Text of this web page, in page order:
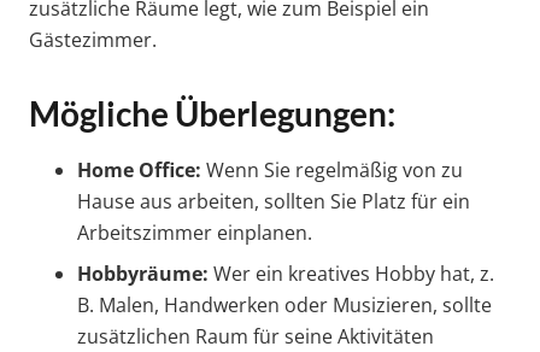
zusätzliche Räume legt, wie zum Beispiel ein
Gästezimmer.
Mögliche Überlegungen:
Home Office: Wenn Sie regelmäßig von zu
Hause aus arbeiten, sollten Sie Platz für ein
Arbeitszimmer einplanen.
Hobbyräume: Wer ein kreatives Hobby hat, z.
B. Malen, Handwerken oder Musizieren, sollte
zusätzlichen Raum für seine Aktivitäten